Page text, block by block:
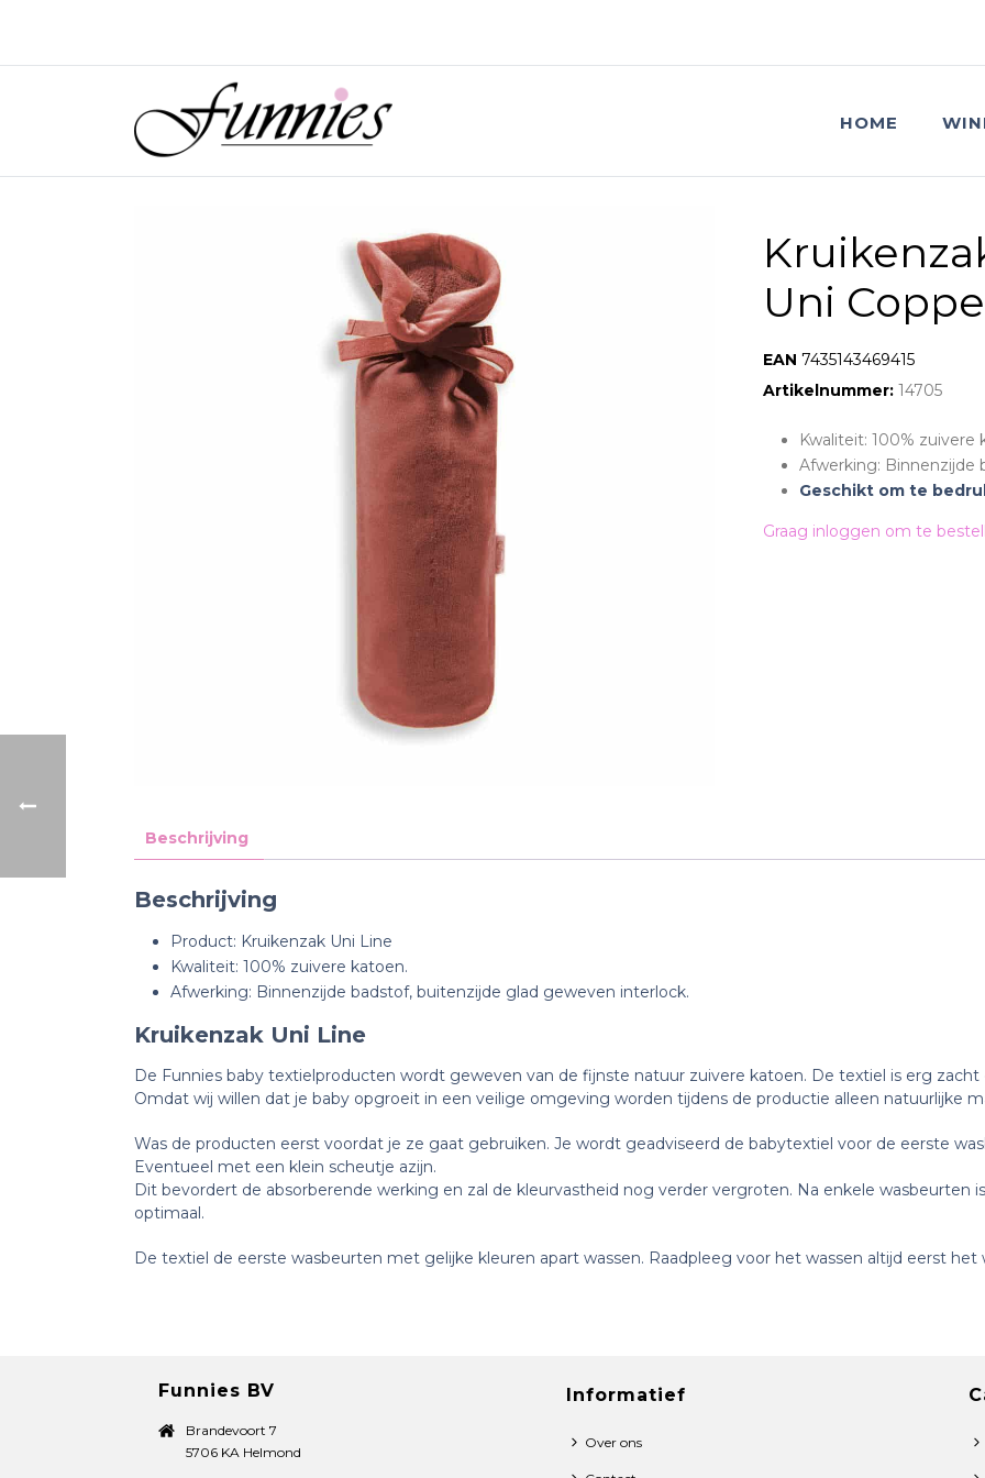
HOME
Uni
EAN: 7435143469415
Artikelnummer: 14705
Kwaliteit: 100% zuivere
Afwerking: Binnenzijde
Geschikt om te
Graag inloggen om te
Beschrijving
Beschrijving
Product: Kruikenzak Uni Line
Kwaliteit: 100% zuivere katoen.
Afwerking: Binnenzijde badstof, buitenzijde glad geweven interlock.
Kruikenzak Uni Line
De Funnies baby textielproducten wordt geweven van de fijnste natuur zuivere katoen. De textiel is erg
Omdat wij willen dat je baby opgroeit in een veilige omgeving worden tijdens de productie alleen natuurlijke
Was de producten eerst voordat je ze gaat gebruiken. Je wordt geadviseerd de babytextiel voor de eerste
Eventueel met een klein scheutje azijn.
Dit bevordert de absorberende werking en zal de kleurvastheid nog verder vergroten. Na enkele wasbeurten
optimaal.
De textiel de eerste wasbeurten met gelijke kleuren apart wassen. Raadpleeg voor het wassen altijd eerst het
Funnies BV
Brandevoort 7
5706 KA Helmond
Informatief
Over ons